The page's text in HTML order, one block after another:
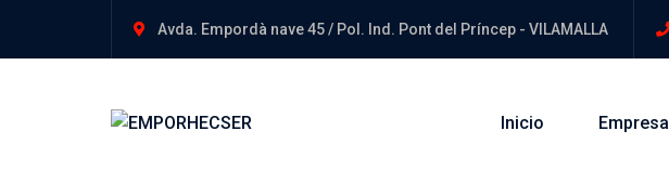
Avda. Empordà nave 45 / Pol. Ind. Pont del Príncep - VILAMALLA
Inicio Empresa